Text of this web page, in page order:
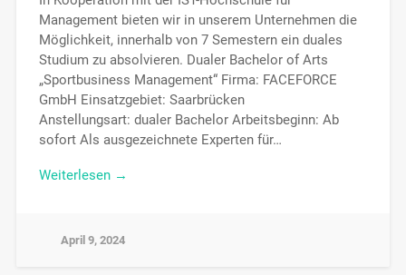
Management bieten wir in unserem Unternehmen die
Möglichkeit, innerhalb von 7 Semestern ein duales
Studium zu absolvieren. Dualer Bachelor of Arts
„Sportbusiness Management“ Firma: FACEFORCE
GmbH Einsatzgebiet: Saarbrücken
Anstellungsart: dualer Bachelor Arbeitsbeginn: Ab
sofort Als ausgezeichnete Experten für…
Weiterlesen →
April 9, 2024